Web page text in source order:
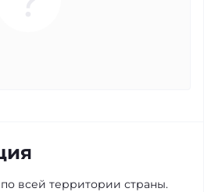
всей территории страны.